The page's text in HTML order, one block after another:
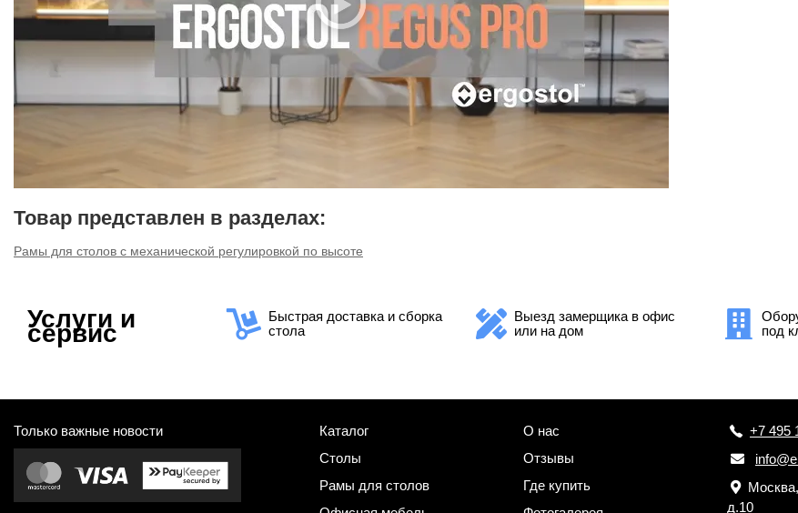
Товар представлен в разделах:
Рамы для столов с механической регулировкой по высоте
Услуги и
сервис
Быстрая доставка и сборка
стола
Выезд замерщика в офис
или на дом
под
Только важные новости
Каталог
Столы
Рамы для столов
О нас
Отзывы
Где купить
+7 495
д.10